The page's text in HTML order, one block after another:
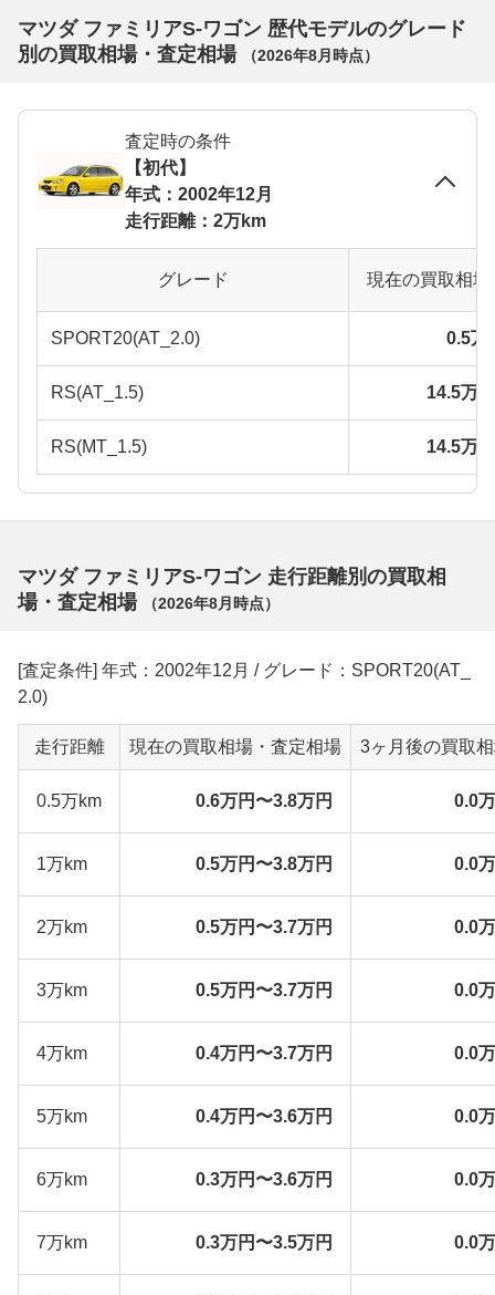
マツダ ファミリアS-ワゴン 歴代モデルのグレード
別の買取相場・査定相場
（2026年8月 時点）
査定時の条件
【初代】
年式：2002年12月
走行距離：2万km
グレード 現在の買取相
SPORT20(AT_2.0) 0.5万
RS(AT_1.5) 14.5万
RS(MT_1.5) 14.5万
マツダ ファミリアS-ワゴン 走行距離別の買取相
場・査定相場
（2026年8月 時点）
[査定条件] 年式：2002年12月 / グレード：SPORT20(AT_
2.0)
走行距離 現在の買取相場・査定相場 3ヶ月後の買取
0.5万km 0.6万円〜3.8万円 0.0
1万km 0.5万円〜3.8万円 0.0
2万km 0.5万円〜3.7万円 0.0
3万km 0.5万円〜3.7万円 0.0
4万km 0.4万円〜3.7万円 0.0
5万km 0.4万円〜3.6万円 0.0
6万km 0.3万円〜3.6万円 0.0
7万km 0.3万円〜3.5万円 0.0